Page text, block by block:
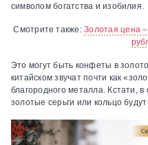
символом богатства и изобилия.
Смотрите также:Золотая цена
Это могут быть конфеты в
китайском звучат почти как
благородного металла. Кстати,
золотые серьги или кольцо